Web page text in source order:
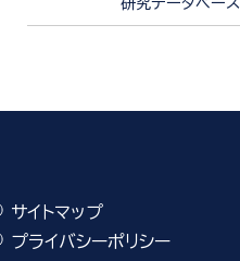
サイトマップ
プライバシーポリシー